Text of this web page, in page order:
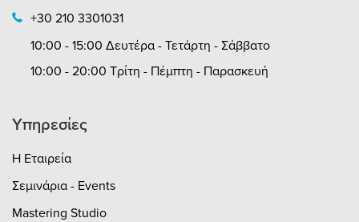
+30 210 3301031
10:00 - 15:00 Δευτέρα - Τετάρτη - Σάββατο
10:00 - 20:00 Τρίτη - Πέμπτη - Παρασκευή
Υπηρεσίες
Η Εταιρεία
Σεμινάρια - Events
Mastering Studio